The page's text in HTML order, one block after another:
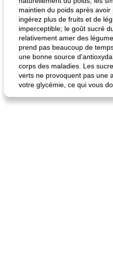
maintien du poids après
ingérez plus de fruits et de
imperceptible; le goût sucré
relativement amer des
prend pas beaucoup de
une bonne source
corps des maladies. Les
verts ne provoquent pas une
votre glycémie, ce qui vous